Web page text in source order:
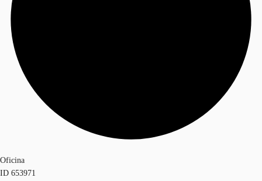
Oficina
ID 653971